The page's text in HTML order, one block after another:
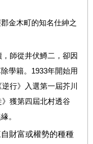
金木町的知名仕紳之
師從井伏鱒二，卻因
學籍。 1933年開始用
行》入選第一屆芥川
獲第四屆北村透谷
。
財富或權勢的種種